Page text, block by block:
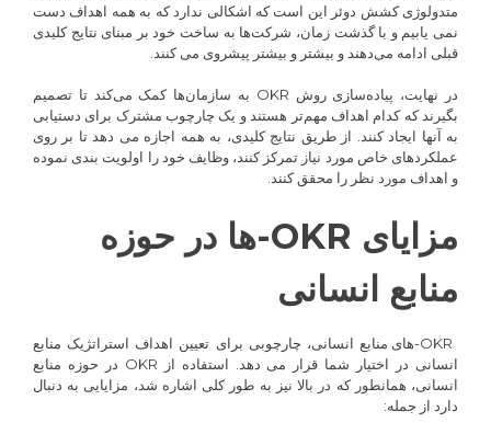
متدولوژی کشش دوئر این است که اشکالی ندارد که به همه اهداف دست
نمی یابیم و با گذشت زمان، شرکت‌ها به ساخت خود بر مبنای نتایج کلیدی
قبلی ادامه می‌دهند و بیشتر و بیشتر پیشروی می کنند.
در نهایت، پیاده‌سازی روش OKR به سازمان‌ها کمک می‌کند تا تصمیم
بگیرند که کدام اهداف مهم‌تر هستند و یک چارچوب مشترک برای دستیابی
به آنها ایجاد کنند. از طریق نتایج کلیدی، به همه اجازه می دهد تا بر روی
عملکردهای خاص مورد نیاز تمرکز کنند، وظایف خود را اولویت بندی نموده
و اهداف مورد نظر را محقق کنند.
مزایای OKR-ها در حوزه
منابع انسانی
OKR-های منابع انسانی، چارچوبی برای تعیین اهداف استراتژیک منابع
انسانی در اختیار شما قرار می دهد. استفاده از OKR در حوزه منابع
انسانی، همانطور که در بالا نیز به طور کلی اشاره شد، مزایایی به دنبال
دارد از جمله: